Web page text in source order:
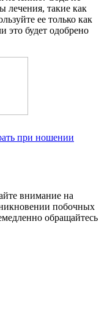
лечения, такие как
ее только как
это будет одобрено
при ношении
внимание на
побочных
обращайтесь